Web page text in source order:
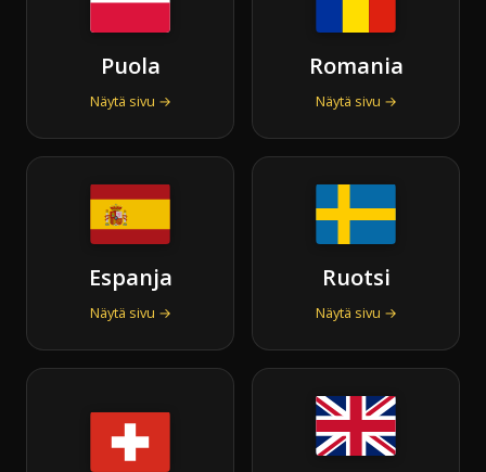
Puola
Näytä sivu →
Romania
Näytä sivu →
Espanja
Näytä sivu →
Ruotsi
Näytä sivu →